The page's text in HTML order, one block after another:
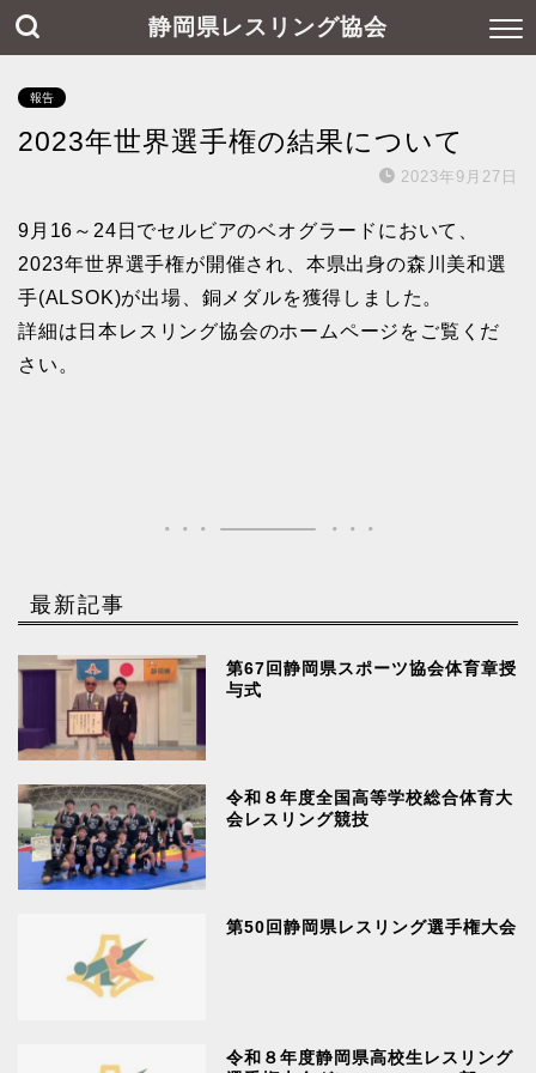
静岡県レスリング協会
報告
2023年世界選手権の結果について
2023年9月27日
9月16～24日でセルビアのベオグラードにおいて、
2023年世界選手権が開催され、本県出身の森川美和選
手(ALSOK)が出場、銅メダルを獲得しました。
詳細は日本レスリング協会のホームページをご覧くだ
さい。
最新記事
第67回静岡県スポーツ協会体育章授
与式
令和８年度全国高等学校総合体育大
会レスリング競技
第50回静岡県レスリング選手権大会
令和８年度静岡県高校生レスリング